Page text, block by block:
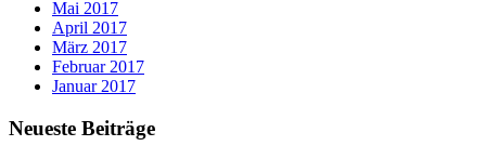
Mai 2017
April 2017
März 2017
Februar 2017
Januar 2017
Neueste Beiträge